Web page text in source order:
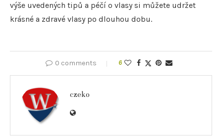
výše uvedených tipů a péčí o vlasy si můžete udržet
krásné a zdravé vlasy po dlouhou dobu.
0 comments 6
czeko